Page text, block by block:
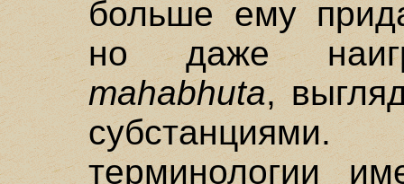
больше ему
но даже
mаhabhuta,
терминологии